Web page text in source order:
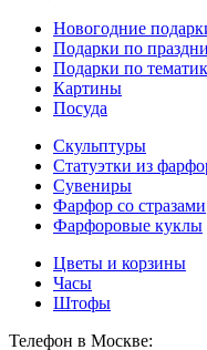
Новогодние
Подарки по
Подарки по
Картины
Посуда
Скульптуры
Статуэтки из
Сувениры
Фарфор со стразами
Фарфоровые куклы
Цветы и корзины
Часы
Штофы
Телефон в Москве: